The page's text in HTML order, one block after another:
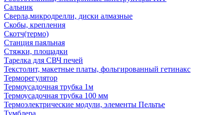
Сальник
Сверла,микродрелли, диски алмазные
Скобы, крепления
Скотч(термо)
Станция паяльная
Стяжки, площадки
Тарелка для СВЧ печей
Текстолит, макетные платы, фольгированный гетинакс
Терморегулятор
Термоусадочная трубка 1м
Термоусадочная трубка 100 мм
Термоэлектрические модули, элементы Пельтье
Тумблера